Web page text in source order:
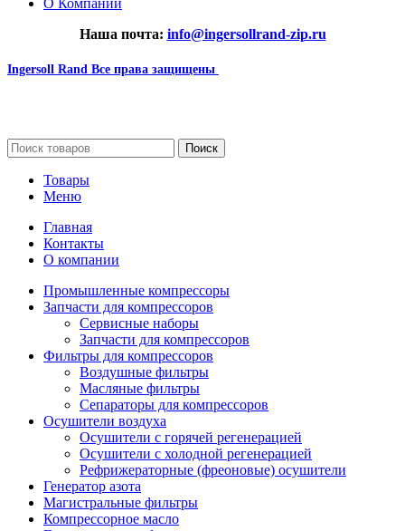
Наша почта: info@ingersollrand-zip.ru
Ingersoll Rand Все права защищены
Поиск
Товары
Меню
Главная
Контакты
О компании
Промышленные компрессоры
Запчасти для компрессоров
Сервисные наборы
Запчасти для компрессоров
Фильтры для компрессоров
Воздушные фильтры
Масляные фильтры
Сепараторы для компрессоров
Осушители воздуха
Осушители с горячей регенерацией
Осушители с холодной регенерацией
Рефрижераторные (фреоновые) осушители
Генератор азота
Магистральные фильтры
Компрессорное масло